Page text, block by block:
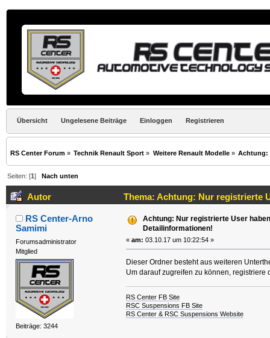
Übersicht Ungelesene Beiträge Einloggen Registrieren
RS Center Forum » Technik Renault Sport » Weitere Renault Modelle» Achtung:
Seiten: [1] Nach unten
Autor Thema: Achtung: Nur registrierte
RS Center-Arno
Samimi
Forumsadministrator
Mitglied
Beiträge: 3244
Achtung: Nur registrierte User
Detailinformationen!
«am: 03.10.17 um 10:22:54 »
Dieser Ordner besteht aus weiteren
Um darauf zugreifen zu können,
RS Center FB Site
RSC Suspensions FB Site
RS Center & RSC Suspensions Website